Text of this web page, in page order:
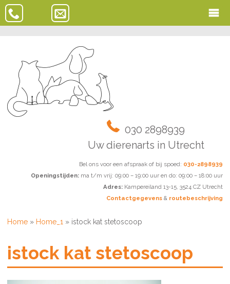
030 2898939
Uw dierenarts in Utrecht
Bel ons voor een afspraak of bij spoed: 030-2898939
Openingstijden: ma t/m vrij: 09:00 – 19:00 uur en do: 09:00 – 18:00 uur
Adres: Kampereiland 13-15, 3524 CZ Utrecht
Contactgegevens & routebeschrijving
Home » Home_1 » istock kat stetoscoop
istock kat stetoscoop